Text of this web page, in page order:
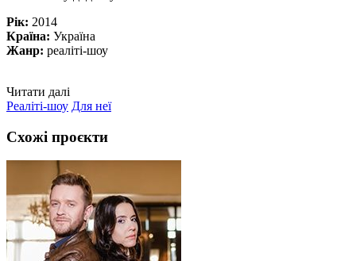
Рік: 2014
Країна: Україна
Жанр: реаліті-шоу
Читати далі
Реаліті-шоу Для неї
Схожі проєкти